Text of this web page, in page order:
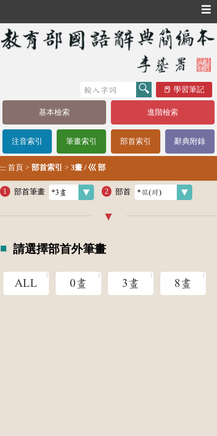
☰
學習筆記
基本檢索 進階檢索
注音索引 筆畫索引 部首索引 辭典附錄
::: 首頁 > 部首索引 > 3畫 / 巛 部
部首筆畫 部首
請選擇部首外筆畫
ALL 0畫 3畫 8畫